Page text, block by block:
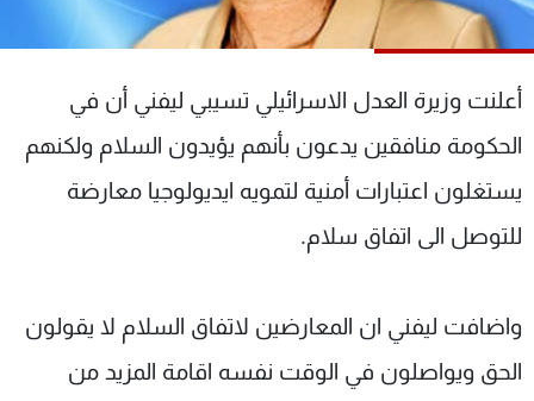
أعلنت وزيرة العدل الاسرائيلي تسيبي ليفني أن في
الحكومة منافقين يدعون بأنهم يؤيدون السلام ولكنهم
يستغلون اعتبارات أمنية لتمويه ايديولوجيا معارضة
للتوصل الى اتفاق سلام.
واضافت ليفني ان المعارضين لاتفاق السلام لا يقولون
الحق ويواصلون في الوقت نفسه اقامة المزيد من
جدول البرامج
شاهد البرامج
الترددات
عن MTV
الإنـتـاج
لاعلاناتكم
وظائف
تواصل معنا
شروط الإسـتخدام